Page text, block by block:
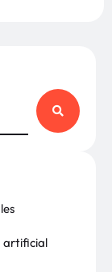
artificial